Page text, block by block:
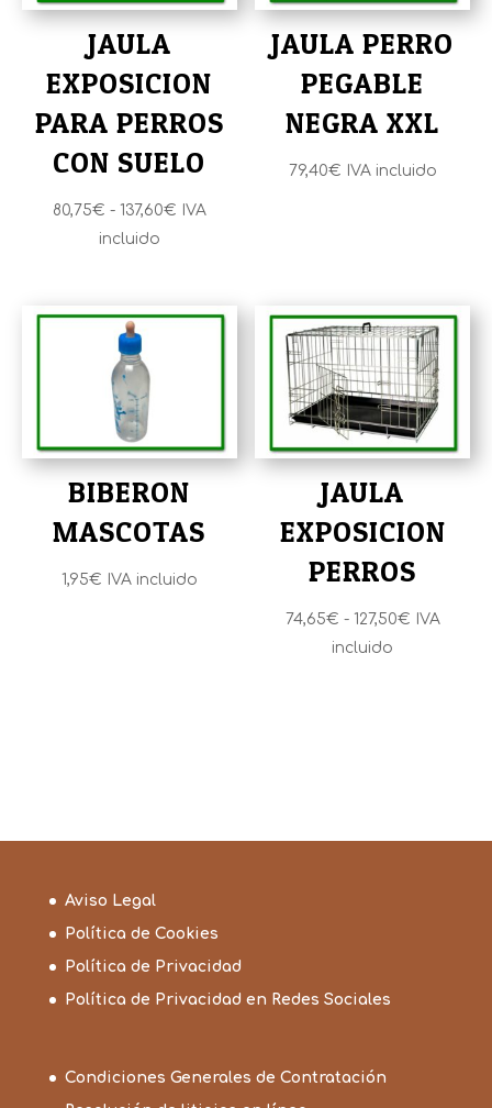
JAULA
EXPOSICION
PARA PERROS
CON SUELO
80,75€ - 137,60€Rango
80,75€
IVA
incluido
JAULA PERRO
PEGABLE
NEGRA XXL
79,40€ IVA incluido
BIBERON
MASCOTAS
1,95€ IVA incluido
JAULA
EXPOSICION
PERROS
74,65€ - 127,50€Rango
IVA
incluido
Aviso Legal
Política de Cookies
Política de Privacidad
Política de Privacidad en Redes Sociales
Condiciones Generales de Contratación